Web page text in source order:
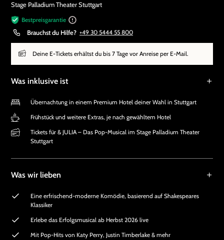
Stage Palladium Theater Stuttgart
Bestpreisgarantie
Brauchst du Hilfe? +49 30 5444 55 800
Deine E-Tickets erhältst du bis 7 Tage vor Anreise per E-Mail.
Was inklusive ist
Übernachtung in einem Premium Hotel deiner Wahl in Stuttgart
Frühstück und weitere Extras, je nach gewähltem Hotel
Tickets für & JULIA – Das Pop-Musical im Stage Palladium Theater
Stuttgart
Was wir lieben
Eine erfrischend-moderne Komödie, basierend auf Shakespeares
Klassiker
Erlebe das Erfolgsmusical ab Herbst 2026 live
Mit Pop-Hits von Katy Perry, Justin Timberlake & mehr